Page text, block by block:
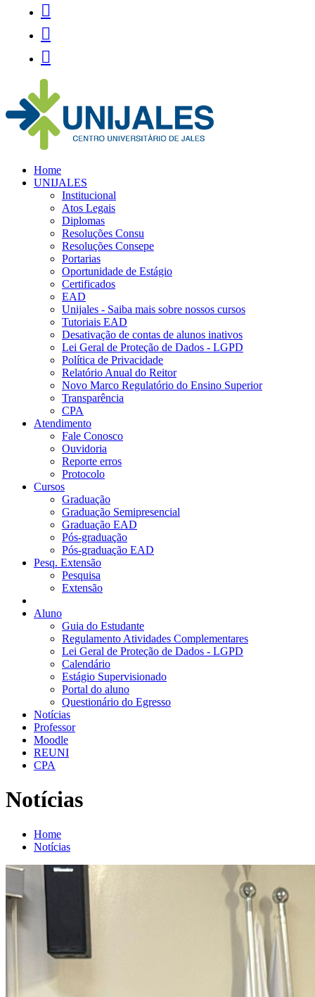



Home
UNIJALES
Institucional
Atos Legais
Diplomas
Resoluções Consu
Resoluções Consepe
Portarias
Oportunidade de Estágio
Certificados
EAD
Unijales - Saiba mais sobre nossos cursos
Tutoriais EAD
Desativação de contas de alunos inativos
Lei Geral de Proteção de Dados - LGPD
Política de Privacidade
Relatório Anual do Reitor
Novo Marco Regulatório do Ensino Superior
Transparência
CPA
Atendimento
Fale Conosco
Ouvidoria
Reporte erros
Protocolo
Cursos
Graduação
Graduação Semipresencial
Graduação EAD
Pós-graduação
Pós-graduação EAD
Pesq. Extensão
Pesquisa
Extensão
Aluno
Guia do Estudante
Regulamento Atividades Complementares
Lei Geral de Proteção de Dados - LGPD
Calendário
Estágio Supervisionado
Portal do aluno
Questionário do Egresso
Notícias
Professor
Moodle
REUNI
CPA
Notícias
Home
Notícias